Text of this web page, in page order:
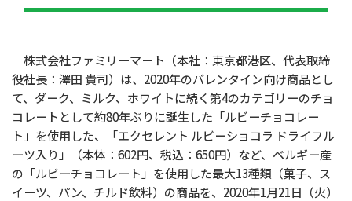
株式会社ファミリーマート（本社：東京都港区、代表取締
役社長：澤田 貴司）は、2020年のバレンタイン向け商品とし
て、ダーク、ミルク、ホワイトに続く第4のカテゴリーのチョ
コレートとして約80年ぶりに誕生した「ルビーチョコレー
ト」を使用した、「エクセレント ルビーショコラ ドライフル
ーツ入り」（本体：602円、税込：650円）など、ベルギー産
の「ルビーチョコレート」を使用した最大13種類（菓子、ス
イーツ、パン、チルド飲料）の商品を、2020年1月21日（火）